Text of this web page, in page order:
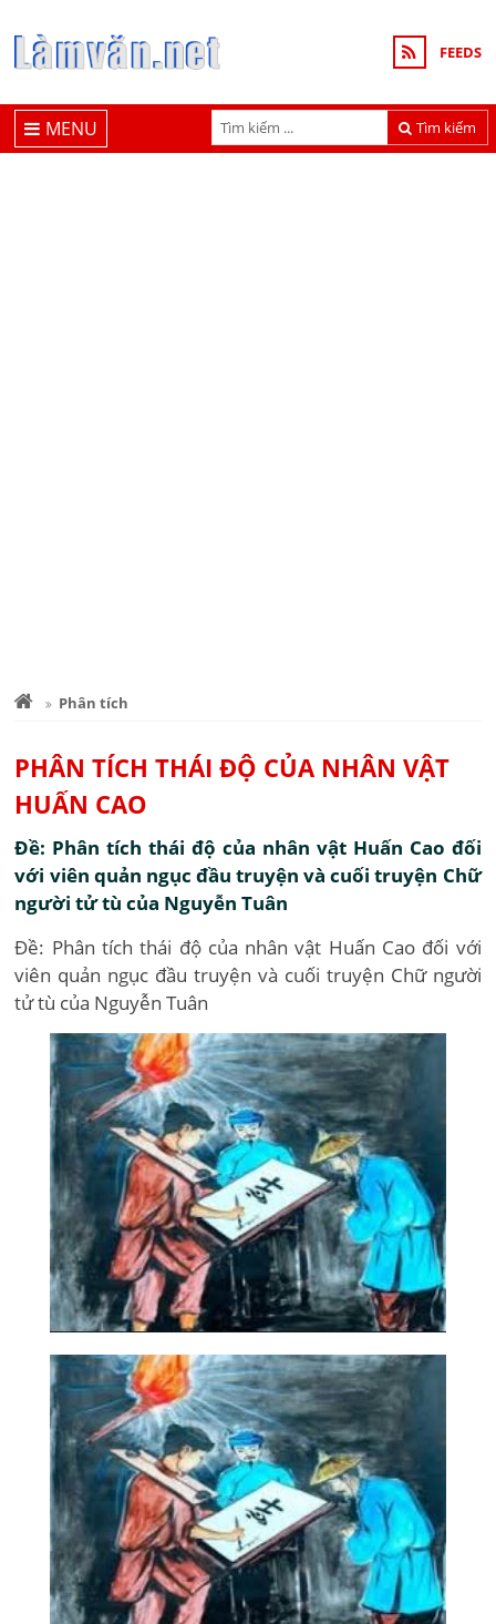
FEEDS
Tìm kiếm
MENU
Phân tích
PHÂN TÍCH THÁI ĐỘ CỦA NHÂN VẬT
HUẤN CAO
Đề: Phân tích thái độ của nhân vật Huấn Cao đối
với viên quản ngục đầu truyện và cuối truyện Chữ
người tử tù của Nguyễn Tuân
Đề: Phân tích thái độ của nhân vật Huấn Cao đối với
viên quản ngục đầu truyện và cuối truyện Chữ người
tử tù của Nguyễn Tuân